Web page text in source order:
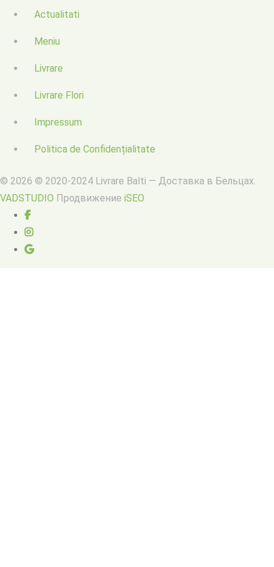
Actualitati
Meniu
Livrare
Livrare Flori
Impressum
Politica de Confidențialitate
© 2026 © 2020-2024 Livrare Balti — Доставка в Бельцах.
VADSTUDIO Продвижение iSEO